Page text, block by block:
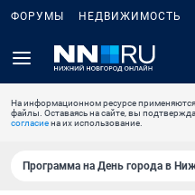
ФОРУМЫ НЕДВИЖИМОСТЬ
На информационном ресурсе
файлы. Оставаясь на сайте, вы
согласиена их использование.
Программа на День города в